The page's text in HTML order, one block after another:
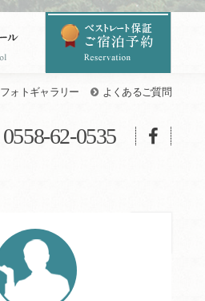
フォトギャラリー よくあるご質問
0558-62-0535